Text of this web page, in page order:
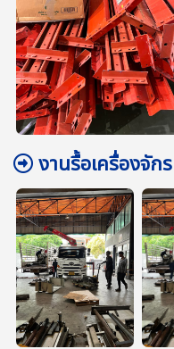
งานรื้อเครื่องจั